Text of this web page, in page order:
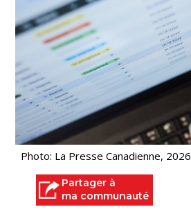
Photo: La Presse Canadienne, 2026
Partager à
ma communauté